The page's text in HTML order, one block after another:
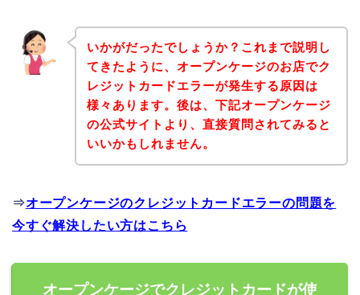
いかがだったでしょうか？これまで説明し
てきたように、オープンケージのお店でク
レジットカードエラーが発生する原因は
様々あります。後は、下記オープンケージ
の公式サイトより、直接質問されてみると
いいかもしれません。
⇒オープンケージのクレジットカードエラーの問題を
今すぐ解決したい方はこちら
オープンケージでクレジットカードが使